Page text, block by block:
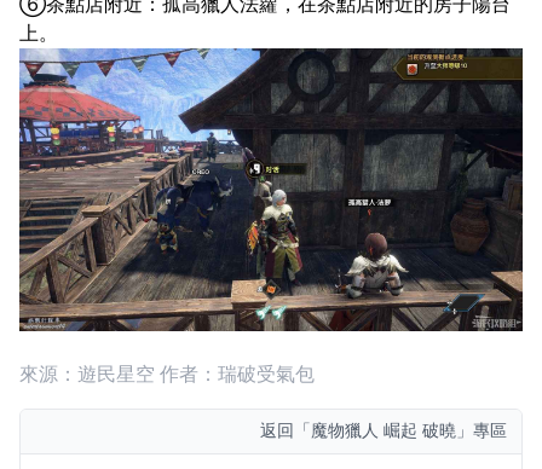
上。
來源：遊民星空 作者：瑞破受氣包
返回 「魔物獵人 崛起 破曉」專區